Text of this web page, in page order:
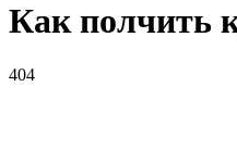
Как полчить
404